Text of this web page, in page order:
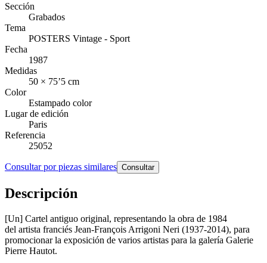
Sección
Grabados
Tema
POSTERS Vintage - Sport
Fecha
1987
Medidas
50 × 75’5 cm
Color
Estampado color
Lugar de edición
Paris
Referencia
25052
Consultar por piezas similares Consultar
Descripción
[Un] Cartel antiguo original, representando la obra de 1984
del artista franciés Jean-François Arrigoni Neri (1937-2014), para
promocionar la exposición de varios artistas para la galería Galerie
Pierre Hautot.